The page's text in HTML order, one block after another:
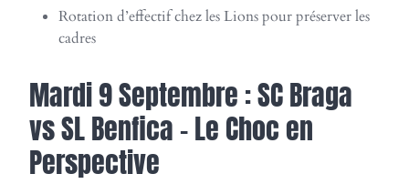
Rotation d’effectif chez les Lions pour préserver les
cadres
Mardi 9 Septembre : SC Braga
vs SL Benfica – Le Choc en
Perspective